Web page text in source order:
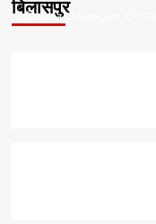
बिलासपुरApna Chhattisgarh